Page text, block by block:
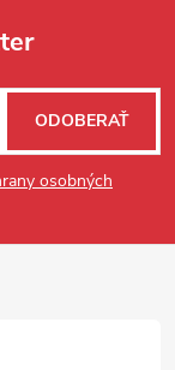
osobných
ODOBERAŤ